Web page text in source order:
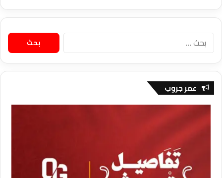
البحث
عن:
عمر جروب